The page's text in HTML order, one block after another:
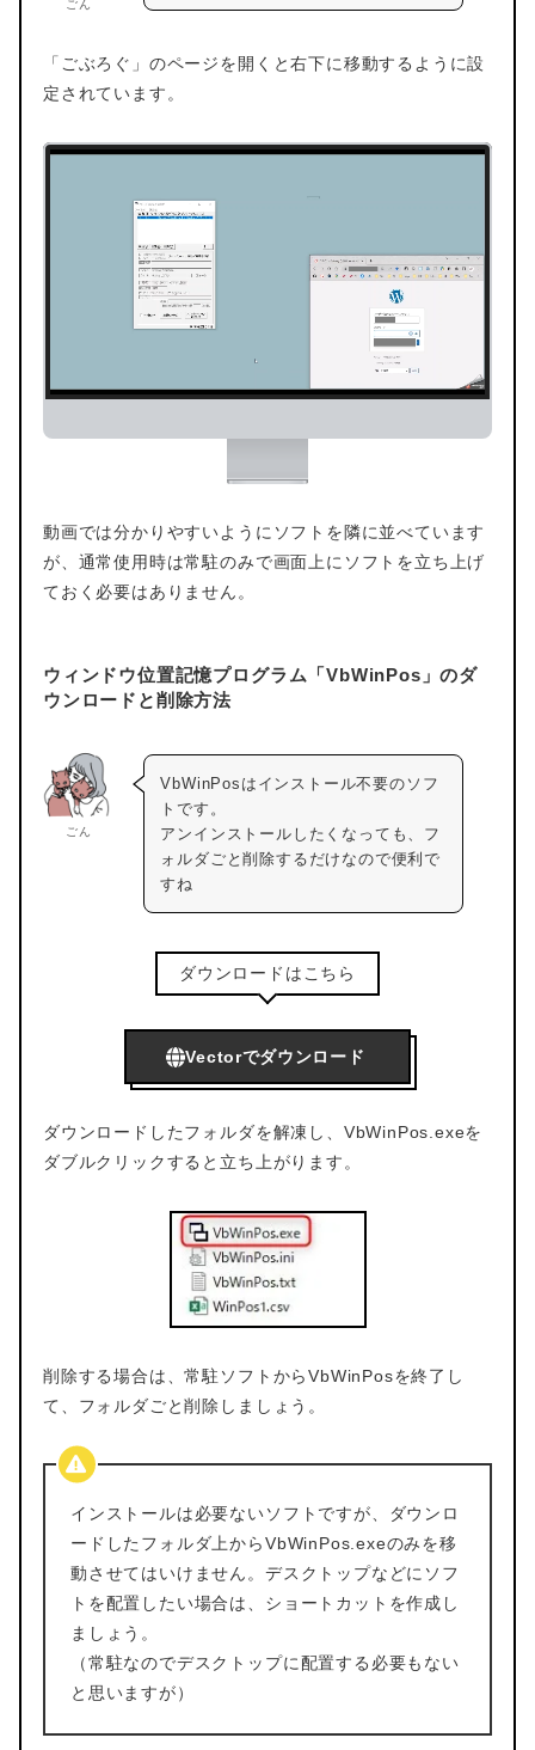
ごん
「ごぶろぐ」のページを開くと右下に移動するように設
定されています。
動画では分かりやすいようにソフトを隣に並べています
が、通常使用時は常駐のみで画面上にソフトを立ち上げ
ておく必要はありません。
ウィンドウ位置記憶プログラム「VbWinPos」のダ
ウンロードと削除方法
ごん
VbWinPosはインストール不要のソフ
トです。
アンインストールしたくなっても、フ
ォルダごと削除するだけなので便利で
すね
ダウンロードはこちら
Vectorでダウンロード
ダウンロードしたフォルダを解凍し、VbWinPos.exeを
ダブルクリックすると立ち上がります。
削除する場合は、常駐ソフトからVbWinPosを終了し
て、フォルダごと削除しましょう。
インストールは必要ないソフトですが、ダウンロ
ードしたフォルダ上からVbWinPos.exeのみを移
動させてはいけません。デスクトップなどにソフ
トを配置したい場合は、ショートカットを作成し
ましょう。
（常駐なのでデスクトップに配置する必要もない
と思いますが）